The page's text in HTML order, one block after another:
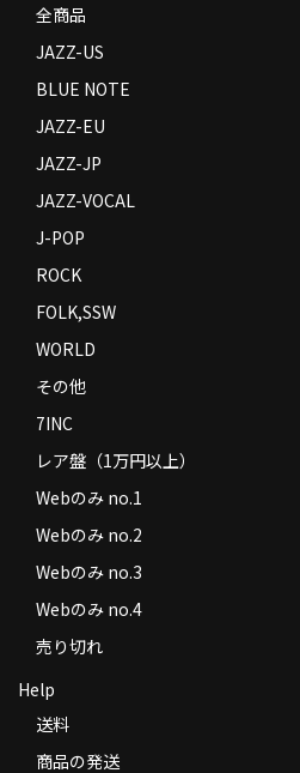
Contact
全商品
JAZZ-US
BLUE NOTE
JAZZ-EU
JAZZ-JP
JAZZ-VOCAL
J-POP
ROCK
FOLK,SSW
WORLD
その他
7INC
レア盤（1万円以上）
Webのみ no.1
Webのみ no.2
Webのみ no.3
Webのみ no.4
売り切れ
Help
送料
商品の発送